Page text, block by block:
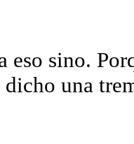
eso sino.
una